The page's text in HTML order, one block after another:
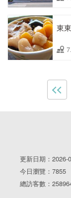
東
更新日期：2026-
今日瀏覽：7855
總訪客數：